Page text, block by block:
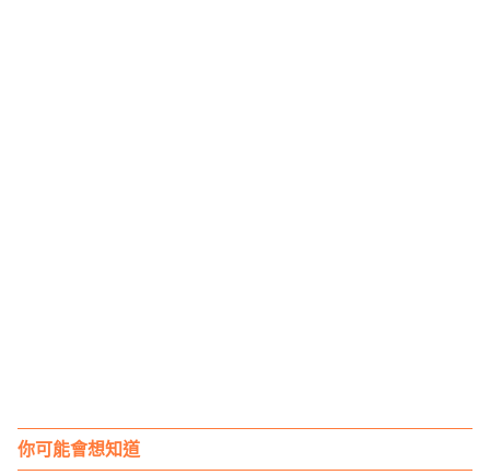
你可能會想知道